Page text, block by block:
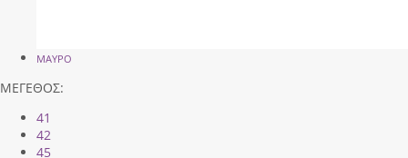
ΜΑΥΡΟ
ΜΕΓΕΘΟΣ:
41
42
45